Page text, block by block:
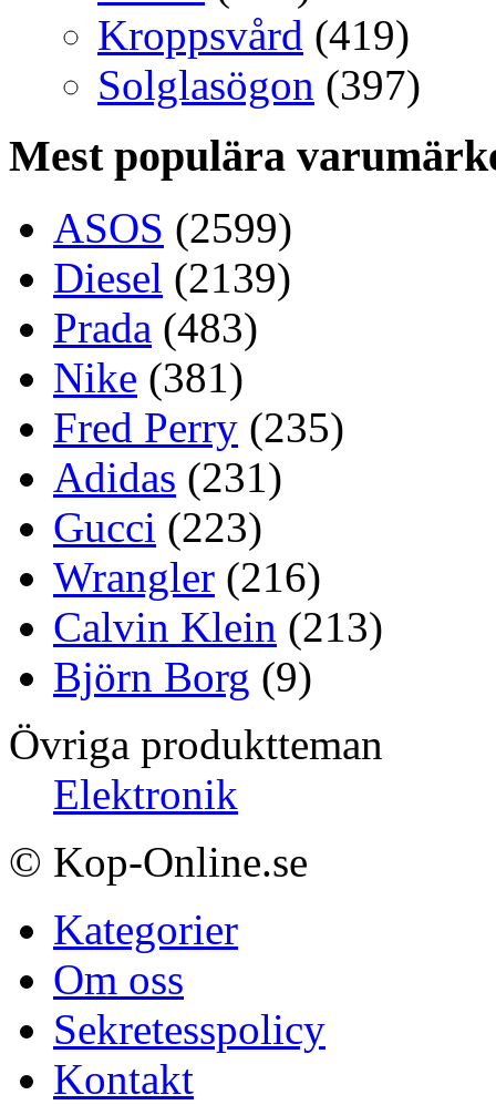
Kroppsvård (419)
Solglasögon (397)
Mest populära
ASOS (2599)
Diesel (2139)
Prada (483)
Nike (381)
Fred Perry (235)
Adidas (231)
Gucci (223)
Wrangler (216)
Calvin Klein (213)
Björn Borg (9)
Övriga produktteman
Elektronik
© Kop-Online.se
Kategorier
Om oss
Sekretesspolicy
Kontakt